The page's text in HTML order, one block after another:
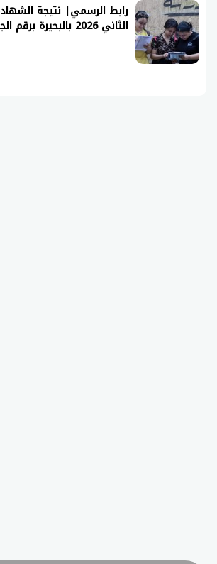
رابط الرسمي| نتيجة
الثاني 2026 بالبحيرة برقم الجلوس والاسم